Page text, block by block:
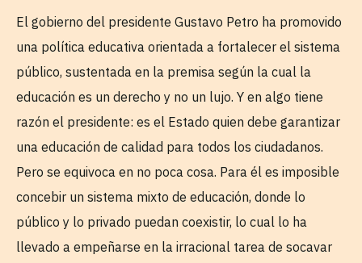
El gobierno del presidente Gustavo Petro ha promovido
una política educativa orientada a fortalecer el sistema
público, sustentada en la premisa según la cual la
educación es un derecho y no un lujo. Y en algo tiene
razón el presidente: es el Estado quien debe garantizar
una educación de calidad para todos los ciudadanos.
Pero se equivoca en no poca cosa. Para él es imposible
concebir un sistema mixto de educación, donde lo
público y lo privado puedan coexistir, lo cual lo ha
llevado a empeñarse en la irracional tarea de socavar